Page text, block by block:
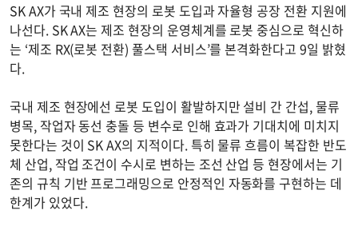
SK AX가 국내 제조 현장의 로봇 도입과 자율형 공장 전환 지원에
나선다. SK AX는 제조 현장의 운영체계를 로봇 중심으로 혁신하
는 ‘제조 RX(로봇 전환) 풀스택 서비스’를 본격화한다고 9일 밝혔
다.
국내 제조 현장에선 로봇 도입이 활발하지만 설비 간 간섭, 물류
병목, 작업자 동선 충돌 등 변수로 인해 효과가 기대치에 미치지
못한다는 것이 SK AX의 지적이다. 특히 물류 흐름이 복잡한 반도
체 산업, 작업 조건이 수시로 변하는 조선 산업 등 현장에서는 기
존의 규칙 기반 프로그래밍으로 안정적인 자동화를 구현하는 데
한계가 있었다.